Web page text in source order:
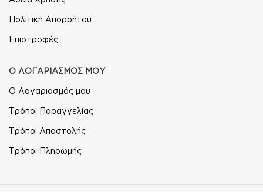
Πολιτική Απορρήτου
Επιστροφές
Ο ΛΟΓΑΡΙΑΣΜΟΣ ΜΟΥ
Ο Λογαριασμός μου
Τρόποι Παραγγελίας
Τρόποι Αποστολής
Τρόποι Πληρωμής